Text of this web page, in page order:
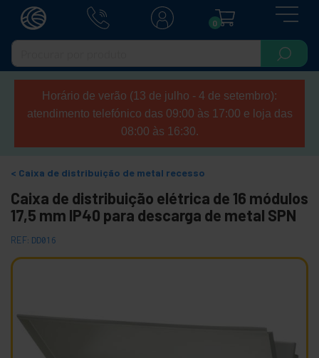
0
Horário de verão (13 de julho - 4 de setembro):
atendimento telefónico das 09:00 às 17:00 e loja das
08:00 às 16:30.
Caixa de distribuição de metal recesso
Caixa de distribuição elétrica de 16 módulos
17,5 mm IP40 para descarga de metal SPN
REF: DD016